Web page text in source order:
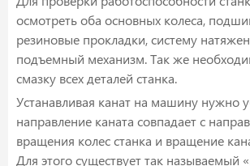
осмотреть оба основных колеса,
резиновые прокладки, систему
подъемный механизм. Так же
смазку всех деталей станка.
Устанавливая канат на машину нужно
направление каната совпадает с
вращения колес станка и вращение
Для этого существует так называемый